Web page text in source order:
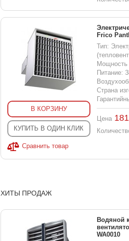
В КОРЗИНУ
КУПИТЬ В ОДИН КЛИК
Сравнить товар
Frico
Тип:
Мощность
Питание:
Страна
Цена
ХИТЫ ПРОДАЖ
Водяной
WA0010